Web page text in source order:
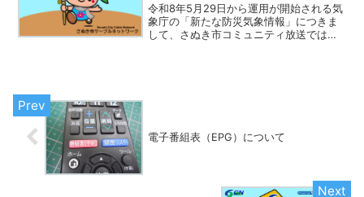
令和8年5月29日から運用が開始される気
象庁の「新たな防災気象情報」につきま
して、さぬき市コミュニティ放送では、L
電子番組表（EPG）について